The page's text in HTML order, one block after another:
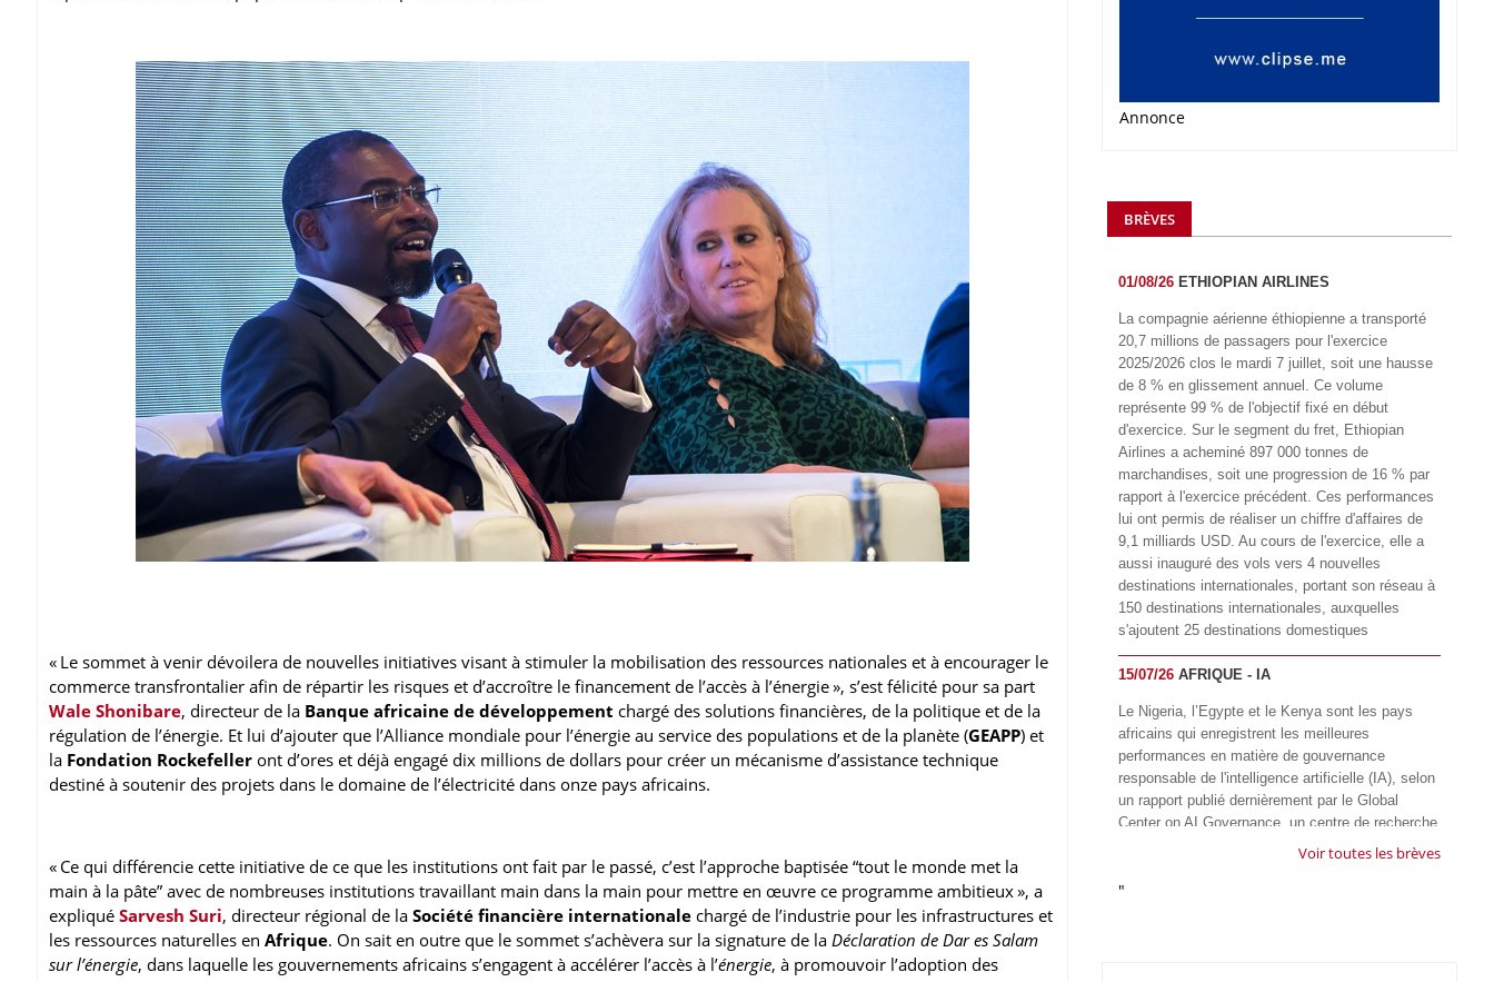
« Le sommet à venir dévoilera de nouvelles initiatives visant à stimuler la mobilisation des ressources nationales et à encourager le
commerce transfrontalier afin de répartir les risques et d’accroître le financement de l’accès à l’énergie », s’est félicité pour sa part
Wale Shonibare, directeur de la Banque africaine de développement chargé des solutions financières, de la politique et de la
régulation de l’énergie. Et lui d’ajouter que l’Alliance mondiale pour l’énergie au service des populations et de la planète (GEAPP) et
la Fondation Rockefeller ont d’ores et déjà engagé dix millions de dollars pour créer un mécanisme d’assistance technique
destiné à soutenir des projets dans le domaine de l’électricité dans onze pays africains.
« Ce qui différencie cette initiative de ce que les institutions ont fait par le passé, c’est l’approche baptisée “tout le monde met la
main à la pâte” avec de nombreuses institutions travaillant main dans la main pour mettre en œuvre ce programme ambitieux », a
expliqué Sarvesh Suri, directeur régional de la Société financière internationale chargé de l’industrie pour les infrastructures et
les ressources naturelles en Afrique. On sait en outre que le sommet s’achèvera sur la signature de la Déclaration de Dar es Salam
sur l’énergie, dans laquelle les gouvernements africains s’engagent à accélérer l’accès à l’énergie, à promouvoir l’adoption des
Annonce
BRÈVES
01/08/26 ETHIOPIAN AIRLINES
La compagnie aérienne éthiopienne a transporté
20,7 millions de passagers pour l'exercice
2025/2026 clos le mardi 7 juillet, soit une hausse
de 8 % en glissement annuel. Ce volume
représente 99 % de l'objectif fixé en début
d'exercice. Sur le segment du fret, Ethiopian
Airlines a acheminé 897 000 tonnes de
marchandises, soit une progression de 16 % par
rapport à l'exercice précédent. Ces performances
lui ont permis de réaliser un chiffre d'affaires de
9,1 milliards USD. Au cours de l'exercice, elle a
aussi inauguré des vols vers 4 nouvelles
destinations internationales, portant son réseau à
150 destinations internationales, auxquelles
s'ajoutent 25 destinations domestiques
15/07/26 AFRIQUE - IA
Le Nigeria, l’Egypte et le Kenya sont les pays
africains qui enregistrent les meilleures
performances en matière de gouvernance
responsable de l'intelligence artificielle (IA), selon
un rapport publié dernièrement par le Global
Center on AI Governance, un centre de recherche
basé en Afrique du Sud, qui œuvre à promouvoir
à l'échelle mondiale. Alors que l’IA transforme
Voir toutes les brèves
"